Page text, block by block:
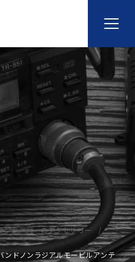
シーバーのアクセサリー
ドノンラジアルモービルアンテ